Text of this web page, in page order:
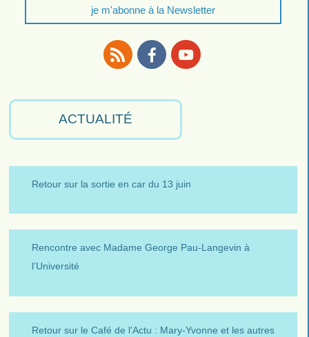
je m'abonne à la Newsletter
ACTUALITÉ
Retour sur la sortie en car du 13 juin
Rencontre avec Madame George Pau-Langevin à
l’Université
Retour sur le Café de l’Actu : Mary-Yvonne et les autres